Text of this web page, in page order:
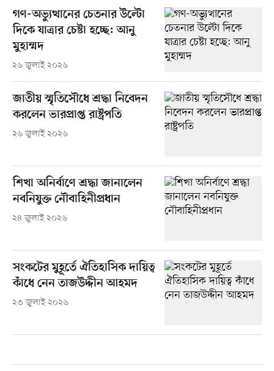
গণ-অভ্যুত্থানের চেতনার উল্টো
দিকে যাত্রার চেষ্টা হচ্ছে: আনু
মুহাম্মদ
২৬ জুলাই ২০২৬
জাতীয় স্মৃতিসৌধে শ্রদ্ধা নিবেদন
করলেন ভারপ্রাপ্ত রাষ্ট্রপতি
২৬ জুলাই ২০২৬
শিখা অনির্বাণে শ্রদ্ধা জানালেন
নবনিযুক্ত নৌবাহিনীপ্রধান
২৪ জুলাই ২০২৬
সংকটের মুহূর্তে ঐতিহাসিক দায়িত্ব
কাঁধে নেন তাজউদ্দীন আহমদ
২৩ জুলাই ২০২৬